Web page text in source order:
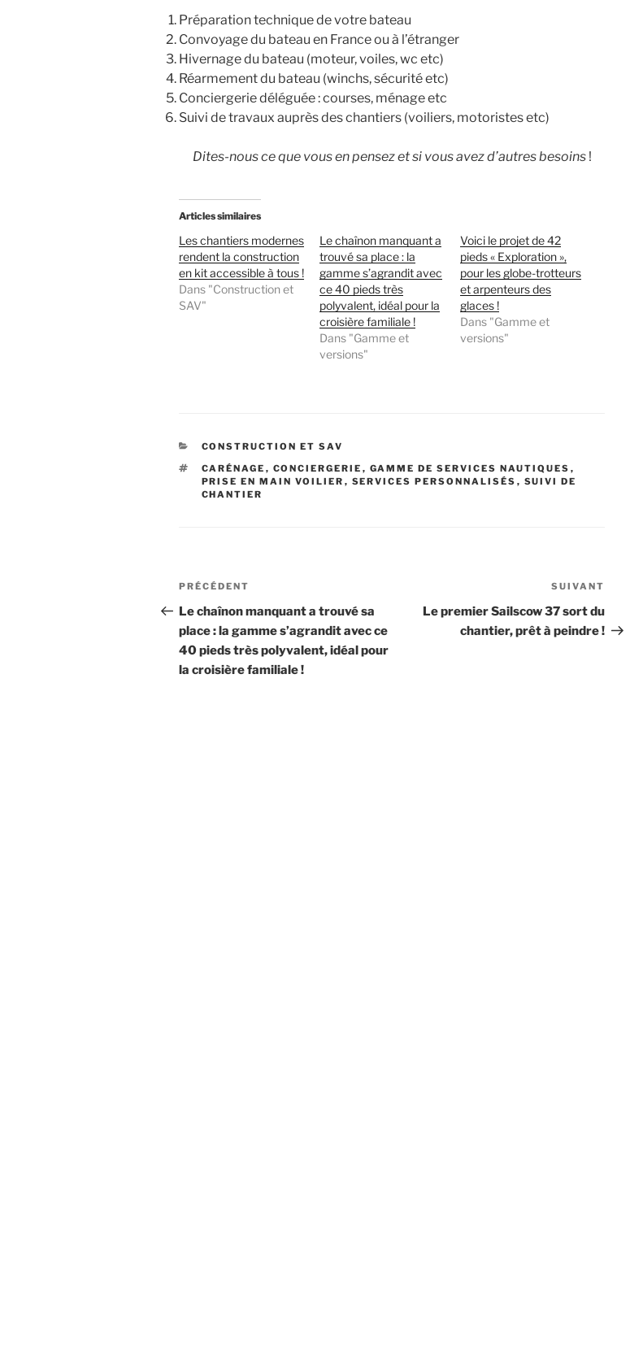
Préparation technique de votre bateau
Convoyage du bateau en France ou à l’étranger
Hivernage du bateau (moteur, voiles, wc etc)
Réarmement du bateau (winchs, sécurité etc)
Conciergerie déléguée : courses, ménage etc
Suivi de travaux auprès des chantiers (voiliers, motoristes etc)
Dites-nous ce que vous en pensez et si vous avez d’autres besoins!
Articles similaires
Les chantiers modernes
rendent la construction
en kit accessible à tous !
Dans "Construction et
SAV"
Le chaînon manquant a
trouvé sa place : la
gamme s’agrandit avec
ce 40 pieds très
polyvalent, idéal pour la
croisière familiale !
Dans "Gamme et
versions"
Voici le projet de 42
pieds « Exploration »,
pour les globe-trotteurs
et arpenteurs des
glaces !
Dans "Gamme et
versions"
CATÉGORIES
CONSTRUCTION ET SAV
ÉTIQUETTES
CARÉNAGE , CONCIERGERIE , GAMME DE SERVICES NAUTIQUES ,
PRISE EN MAIN VOILIER , SERVICES PERSONNALISÉS , SUIVI DE
CHANTIER
Navigation
de
l’article
Article
précédent
PRÉCÉDENT
Le chaînon manquant a trouvé sa
place : la gamme s’agrandit avec ce
40 pieds très polyvalent, idéal pour
la croisière familiale !
SUIVANT
Le premier Sailscow 37 sort du
chantier, prêt à peindre !